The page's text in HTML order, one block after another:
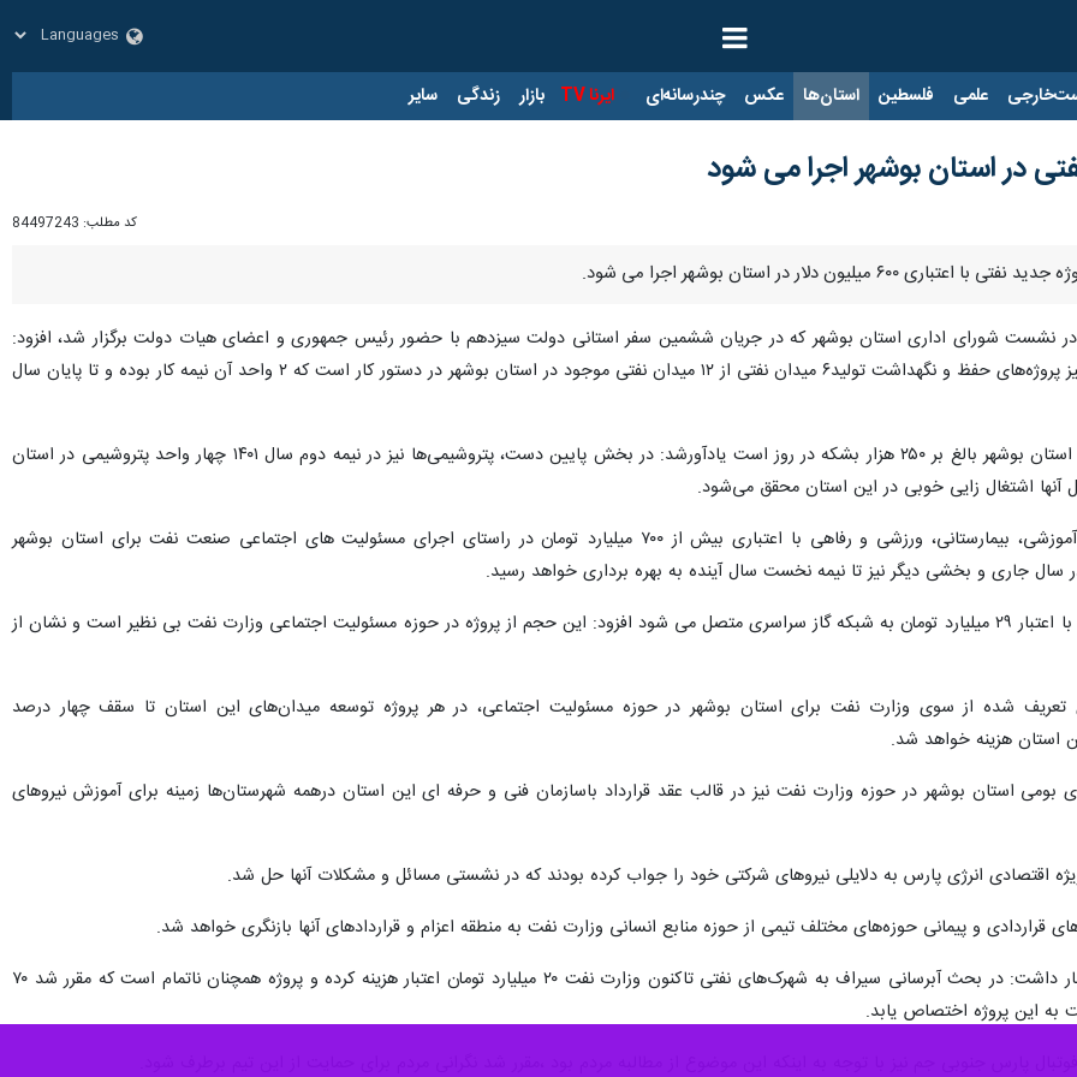
علمی فلسطین استان‌ها عکس چندرسانه‌ای ایرنا TV بازار زندگی سایر
در استان بوشهر اجرا می شود
کد مطلب: 84497243